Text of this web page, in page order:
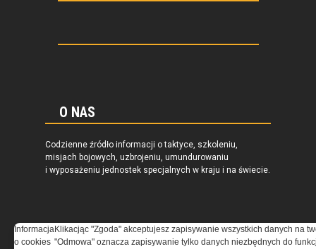
O NAS
Codzienne źródło informacji o taktyce, szkoleniu,
misjach bojowych, uzbrojeniu, umundurowaniu
i wyposażeniu jednostek specjalnych w kraju i na świecie.
REGULAMIN
Informacja
o cookies
Klikacjąc "Zgoda" akceptujesz zapisywanie wszystkich danych na
"Odmowa" oznacza zapisywanie tylko danych niezbędnych do